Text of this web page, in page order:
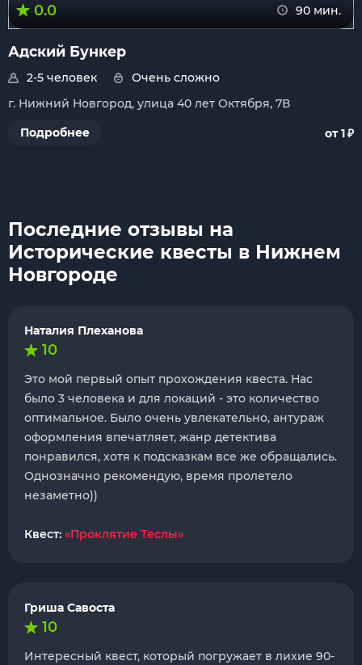
0.0 90 мин.
Адский Бункер
2-5 человек
Очень сложно
г. Нижний Новгород, улица 40 лет Октября, 7В
Подробнее
от 1₽
Последние отзывы на
Исторические квесты в Нижнем
Новгороде
Наталия Плеханова
10
Это мой первый опыт прохождения квеста. Нас
было 3 человека и для локаций - это количество
оптимальное. Было очень увлекательно, антураж
оформления впечатляет, жанр детектива
понравился, хотя к подсказкам все же обращались.
Однозначно рекомендую, время пролетело
незаметно))
Квест: «Проклятие Теслы»
Гриша Савоста
10
Интересный квест, который погружает в лихие 90-